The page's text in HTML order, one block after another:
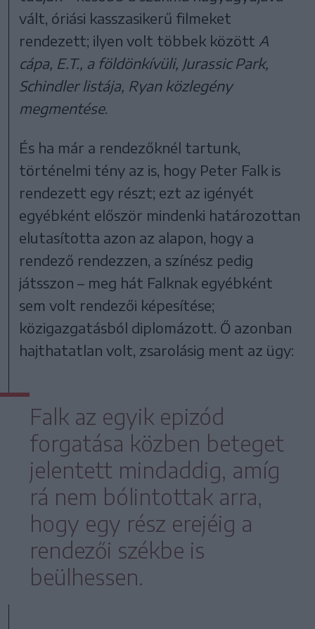
vált, óriási kasszasikerű filmeket
rendezett; ilyen volt többek között A
cápa, E.T., a földönkívüli, Jurassic Park,
Schindler listája, Ryan közlegény
megmentése.
És ha már a rendezőknél tartunk,
történelmi tény az is, hogy Peter Falk is
rendezett egy részt; ezt az igényét
egyébként először mindenki határozottan
elutasította azon az alapon, hogy a
rendező rendezzen, a színész pedig
játsszon – meg hát Falknak egyébként
sem volt rendezői képesítése;
közigazgatásból diplomázott. Ő azonban
hajthatatlan volt, zsarolásig ment az ügy:
Falk az egyik epizód
forgatása közben beteget
jelentett mindaddig, amíg
rá nem bólintottak arra,
hogy egy rész erejéig a
rendezői székbe is
beülhessen.